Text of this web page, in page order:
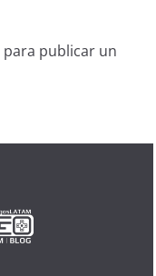
para publicar un